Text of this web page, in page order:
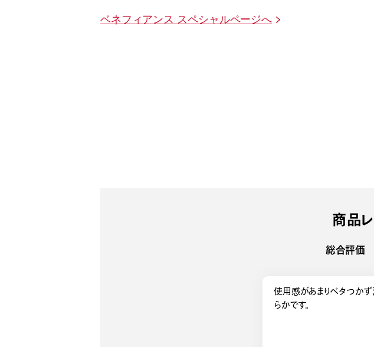
ベネフィアンス スペシャルページへ >
商品レ
総合評価
使用感があまりベタつか
らかです。